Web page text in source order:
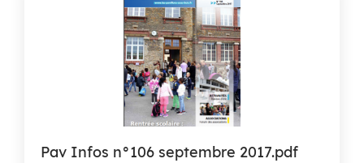
Pav Infos n°106 septembre 2017.pdf